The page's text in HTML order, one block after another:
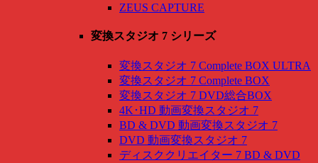
ZEUS CAPTURE
変換スタジオ 7 シリーズ
変換スタジオ 7 Complete BOX ULTRA
変換スタジオ 7 Complete BOX
変換スタジオ 7 DVD総合BOX
4K･HD 動画変換スタジオ 7
BD & DVD 動画変換スタジオ 7
DVD 動画変換スタジオ 7
ディスククリエイター 7 BD & DVD